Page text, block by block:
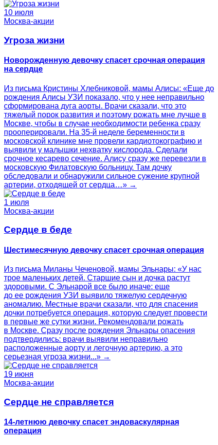
10 июля
Москва-акции
Угроза жизни
Новорожденную девочку спасет срочная операция
на сердце
Из письма Кристины Хлебниковой, мамы Алисы: «Еще до
рождения Алисы УЗИ показало, что у нее неправильно
сформирована дуга аорты. Врачи сказали, что это
тяжелый порок развития и поэтому рожать мне лучше в
Москве, чтобы в случае необходимости ребенка сразу
прооперировали. На 35-й неделе беременности в
московской клинике мне провели кардиотокографию и
выявили у малышки нехватку кислорода. Сделали
срочное кесарево сечение. Алису сразу же перевезли в
московскую Филатовскую больницу. Там дочку
обследовали и обнаружили сильное сужение крупной
артерии, отходящей от сердца…» →
1 июля
Москва-акции
Сердце в беде
Шестимесячную девочку спасет срочная операция
Из письма Миланы Чеченовой, мамы Эльнары: «У нас
трое маленьких детей. Старшие сын и дочка растут
здоровыми. С Эльнарой все было иначе: еще
до ее рождения УЗИ выявило тяжелую сердечную
аномалию. Местные врачи сказали, что для спасения
дочки потребуется операция, которую следует провести
в первые же сутки жизни. Рекомендовали рожать
в Москве. Сразу после рождения Эльнары опасения
подтвердились: врачи выявили неправильно
расположенные аорту и легочную артерию, а это
серьезная угроза жизни...» →
19 июня
Москва-акции
Сердце не справляется
14-летнюю девочку спасет эндоваскулярная
операция